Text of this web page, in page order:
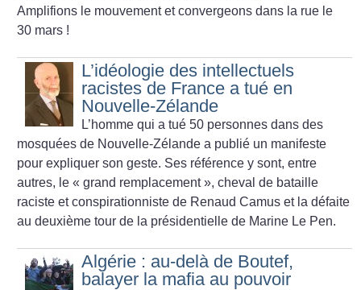
Amplifions le mouvement et convergeons dans la rue le
30 mars !
L’idéologie des intellectuels
racistes de France a tué en
Nouvelle-Zélande
L’homme qui a tué 50 personnes dans des
mosquées de Nouvelle-Zélande a publié un manifeste
pour expliquer son geste. Ses référence y sont, entre
autres, le « grand remplacement », cheval de bataille
raciste etconspirationniste de Renaud Camus et la défaite
au deuxième tour de la présidentielle de Marine Le Pen.
Algérie : au-delà de Boutef,
balayer la mafia au pouvoir